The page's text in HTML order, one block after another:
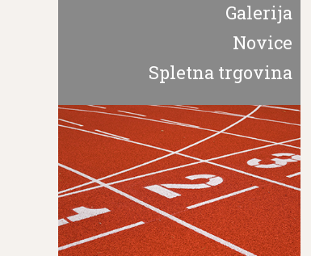
Galerija
Novice
Spletna trgovina